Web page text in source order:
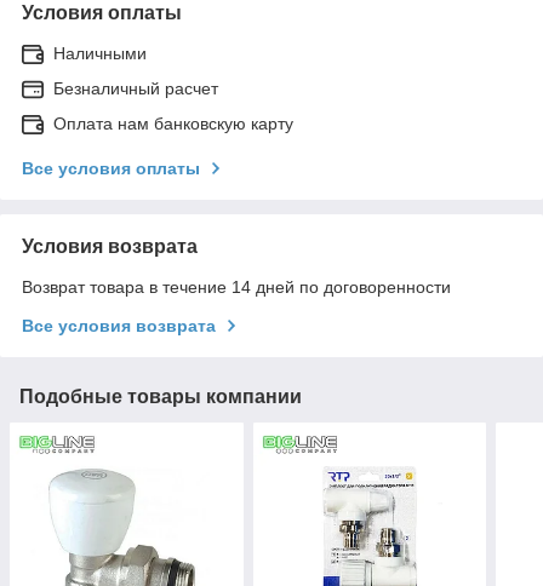
Условия оплаты
Наличными
Безналичный расчет
Оплата нам банковскую карту
Все условия оплаты
Условия возврата
Возврат товара в течение 14 дней по договоренности
Все условия возврата
Подобные товары компании